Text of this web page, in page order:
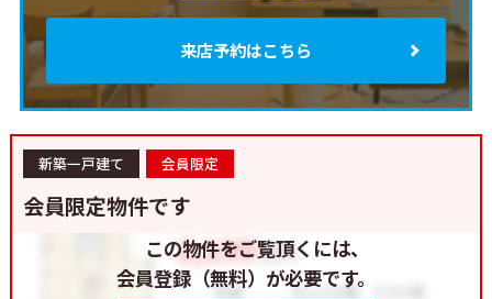
来店予約はこちら
新築一戸建て 会員限定
会員限定物件です
この物件をご覧頂くには、
会員登録（無料）が必要です。